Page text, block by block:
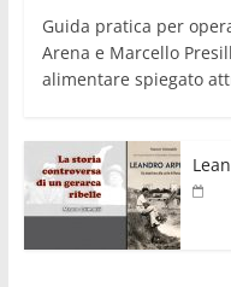
Guida pratica per
Arena e Marcello
alimentare spiegato